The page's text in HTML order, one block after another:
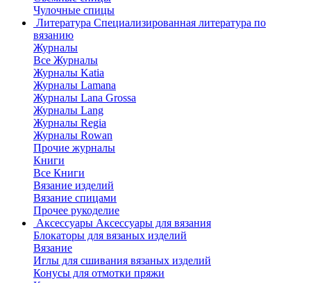
Чулочные спицы
Литература Специализированная литература по
вязанию
Журналы
Все Журналы
Журналы Katia
Журналы Lamana
Журналы Lana Grossa
Журналы Lang
Журналы Regia
Журналы Rowan
Прочие журналы
Книги
Все Книги
Вязание изделий
Вязание спицами
Прочее рукоделие
Аксессуары Аксессуары для вязания
Блокаторы для вязаных изделий
Вязание
Иглы для сшивания вязаных изделий
Конусы для отмотки пряжи